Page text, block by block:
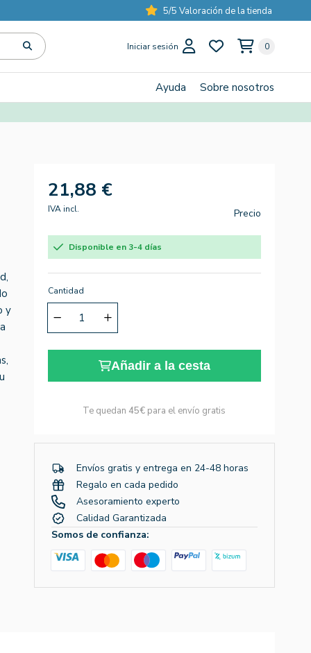
5/5 Valoración de la tienda
Iniciar sesión 0
Ayuda Sobre nosotros
y
21,88 €
IVA incl. Precio
Disponible en 3-4 días
Cantidad
Añadir a la cesta
Te quedan 45€ para el envío gratis
Envíos gratis y entrega en 24-48 horas
Regalo en cada pedido
Asesoramiento experto
Calidad Garantizada
Somos de confianza: